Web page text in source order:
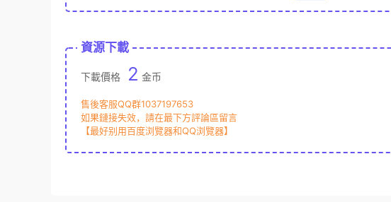
資源下載
下載價格 2 金币
售後客服QQ群1037197653
如果鏈接失效，請在最下方評論區留言
【最好别用百度浏覽器和QQ浏覽器】